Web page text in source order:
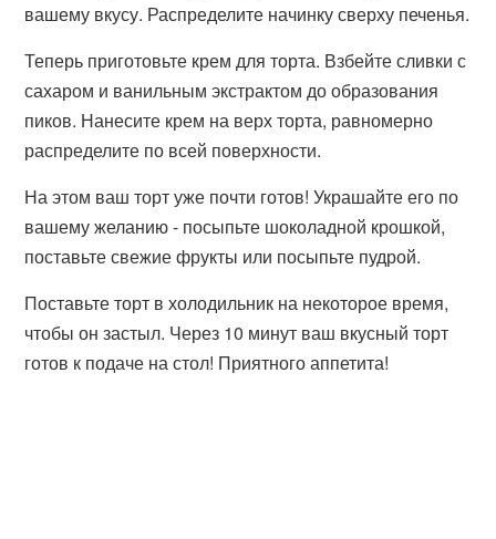
вашему вкусу. Распределите начинку сверху печенья.
Теперь приготовьте крем для торта. Взбейте сливки с
сахаром и ванильным экстрактом до образования
пиков. Нанесите крем на верх торта, равномерно
распределите по всей поверхности.
На этом ваш торт уже почти готов! Украшайте его по
вашему желанию - посыпьте шоколадной крошкой,
поставьте свежие фрукты или посыпьте пудрой.
Поставьте торт в холодильник на некоторое время,
чтобы он застыл. Через 10 минут ваш вкусный торт
готов к подаче на стол! Приятного аппетита!